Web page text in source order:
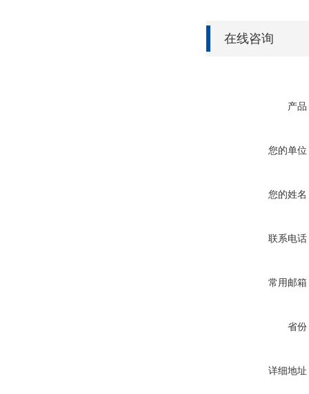
在线咨询
产品
您的单位
您的姓名
联系电话
常用邮箱
省份
详细地址